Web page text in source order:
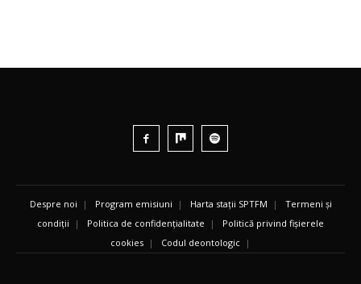
Despre noi | Program emisiuni | Harta stații SPTFM | Termeni și
condiții | Politica de confidențialitate | Politică privind fișierele
cookies | Codul deontologic |